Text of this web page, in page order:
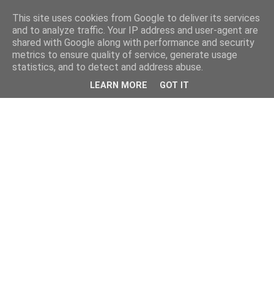
This site uses cookies from Google to deliver its services
and to analyze traffic. Your IP address and user-agent are
shared with Google along with performance and security
metrics to ensure quality of service, generate usage
statistics, and to detect and address abuse.
LEARN MORE GOT IT